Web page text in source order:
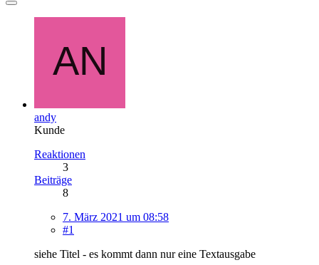
andy
Kunde
Reaktionen
3
Beiträge
8
7. März 2021 um 08:58
#1
siehe Titel - es kommt dann nur eine Textausgabe